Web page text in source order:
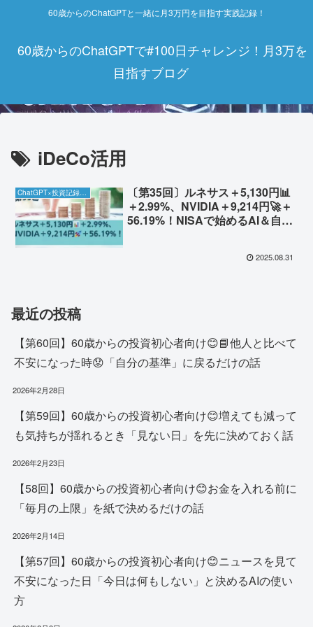
60歳からのChatGPTと一緒に月3万円を目指す実践記録！
60歳からのChatGPTで#100日チャレンジ！月3万を
目指すブログ
iDeCo活用
〔第35回〕ルネサス＋5,130円📊
＋2.99%、NVIDIA＋9,214円🚀＋
56.19%！NISAで始めるAI＆自動
2025.08.31
最近の投稿
【第60回】60歳からの投資初心者向け😊📘他人と比べて
不安になった時😟「自分の基準」に戻るだけの話
2026年2月28日
【第59回】60歳からの投資初心者向け😊増えても減って
も気持ちが揺れるとき「見ない日」を先に決めておく話
2026年2月23日
【58回】60歳からの投資初心者向け😊お金を入れる前に
「毎月の上限」を紙で決めるだけの話
2026年2月14日
【第57回】60歳からの投資初心者向け😊ニュースを見て
不安になった日「今日は何もしない」と決めるAIの使い
方